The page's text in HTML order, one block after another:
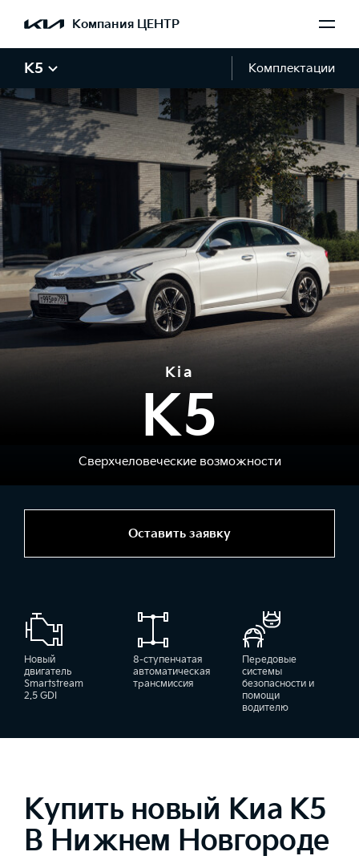
Компания ЦЕНТР
K5 Комплектации
Оставить заявку
Kia
K5
Сверхчеловеческие возможности
Новый
двигатель
Smartstream
2.5 GDI
8-ступенчатая
автоматическая
трансмиссия
Передовые
системы
безопасности и
помощи
водителю
Купить новый Киа К5
В Нижнем Новгороде